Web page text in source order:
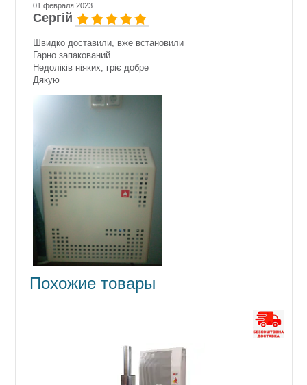
01 февраля 2023
Сергій
Швидко доставили, вже встановили
Гарно запакований
Недоліків ніяких, гріє добре
Дякую
Похожие товары